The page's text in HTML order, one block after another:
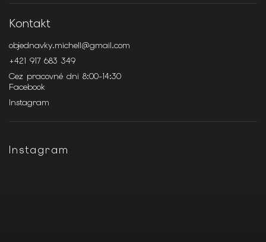
Kontakt
objednavky.michell@gmail.com
+421 917 683 349
Cez pracovné dni 8:00-14:30
Facebook
Instagram
Instagram